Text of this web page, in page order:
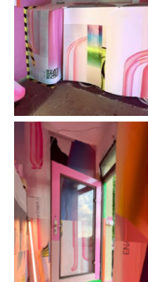
Foto: Ena
Oppenheimer
Foto: Ena
Oppenheimer